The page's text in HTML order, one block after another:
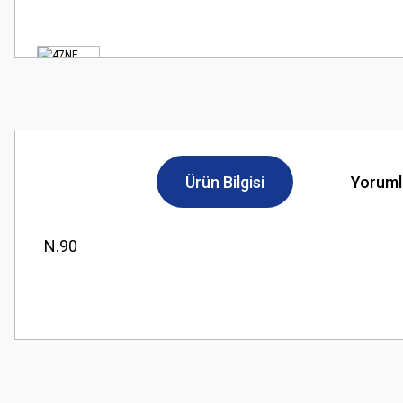
Ürün Bilgisi
N.90
Görüş ve önerileriniz için teşekkür ederiz.